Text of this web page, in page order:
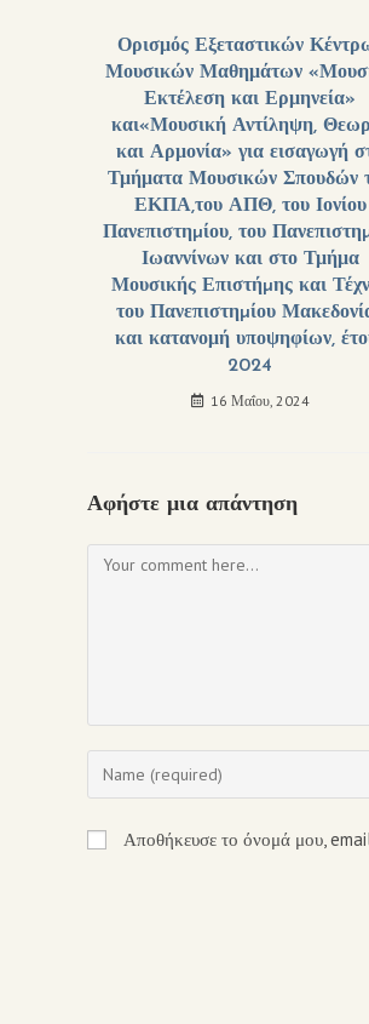
Ορισμός Εξεταστικών
Μουσικών Μαθημάτων
Εκτέλεση και Ερμηνεία»
και«Μουσική Αντίληψη,
και Αρμονία» για εισαγωγή
Τμήματα Μουσικών Σπουδών
ΕΚΠΑ,του ΑΠΘ, του Ιονίου
Πανεπιστηµίου, του
Ιωαννίνων και στο Τμήμα
Μουσικής Επιστήµης και
του Πανεπιστηµίου
και κατανομή υποψηφίων,
2024
16 Μαΐου, 2024
Αφήστε μια απάντηση
Αποθήκευσε το όνομά μου,